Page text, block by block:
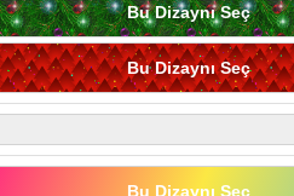
Bu Dizaynı Seç
Bu Dizaynı Seç
Bu Dizaynı Seç